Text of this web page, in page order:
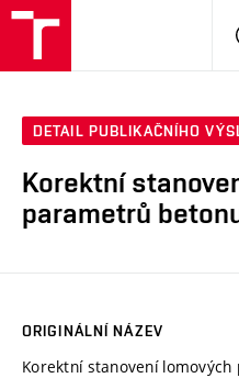
DETAIL PUBLIKAČNÍHO
Korektní
parametrů
ORIGINÁLNÍ NÁZEV
Korektní stanovení